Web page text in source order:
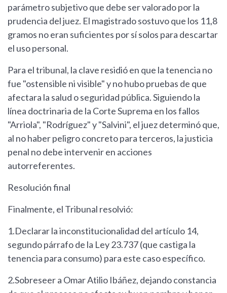
parámetro subjetivo que debe ser valorado por la
prudencia del juez. El magistrado sostuvo que los 11,8
gramos no eran suficientes por sí solos para descartar
el uso personal.
Para el tribunal, la clave residió en que la tenencia no
fue "ostensible ni visible" y no hubo pruebas de que
afectara la salud o seguridad pública. Siguiendo la
línea doctrinaria de la Corte Suprema en los fallos
"Arriola", "Rodríguez" y "Salvini", el juez determinó que,
al no haber peligro concreto para terceros, la justicia
penal no debe intervenir en acciones
autorreferentes.
Resolución final
Finalmente, el Tribunal resolvió:
1.Declarar la inconstitucionalidad del artículo 14,
segundo párrafo de la Ley 23.737 (que castiga la
tenencia para consumo) para este caso específico.
2.Sobreseer a Omar Atilio Ibáñez, dejando constancia